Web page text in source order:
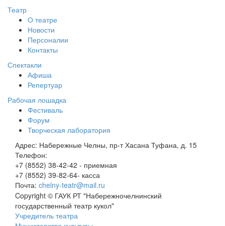
Театр
О театре
Новости
Персоналии
Контакты
Спектакли
Афиша
Репертуар
Рабочая лошадка
Фестиваль
Форум
Творческая лаборатория
Адрес: Набережные Челны, пр-т Хасана Туфана, д. 15
Телефон:
+7 (8552) 38-42-42 - приемная
+7 (8552) 39-82-64- касса
Почта: chelny-teatr@mail.ru
Copyright © ГАУК РТ "Набережночелнинский
государственный театр кукол"
Учредитель театра